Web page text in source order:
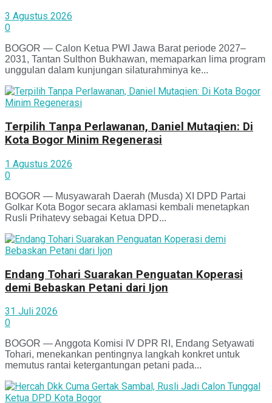
3 Agustus 2026
0
BOGOR — Calon Ketua PWI Jawa Barat periode 2027–
2031, Tantan Sulthon Bukhawan, memaparkan lima program
unggulan dalam kunjungan silaturahminya ke...
Terpilih Tanpa Perlawanan, Daniel Mutaqien: Di
Kota Bogor Minim Regenerasi
1 Agustus 2026
0
BOGOR — Musyawarah Daerah (Musda) XI DPD Partai
Golkar Kota Bogor secara aklamasi kembali menetapkan
Rusli Prihatevy sebagai Ketua DPD...
Endang Tohari Suarakan Penguatan Koperasi
demi Bebaskan Petani dari Ijon
31 Juli 2026
0
BOGOR — Anggota Komisi IV DPR RI, Endang Setyawati
Tohari, menekankan pentingnya langkah konkret untuk
memutus rantai ketergantungan petani pada...